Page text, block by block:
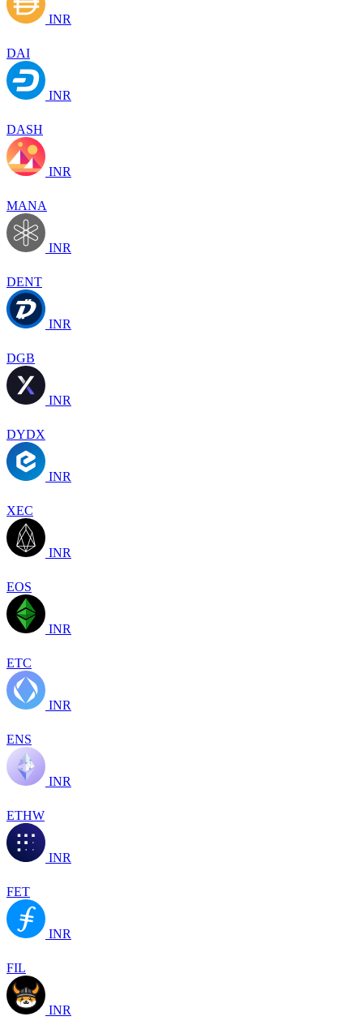
INR
DAI
INR
DASH
INR
MANA
INR
DENT
INR
DGB
INR
DYDX
INR
XEC
INR
EOS
INR
ETC
INR
ENS
INR
ETHW
INR
FET
INR
FIL
INR